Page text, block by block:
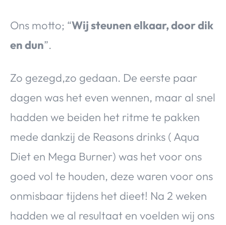
Ons motto; “Wij steunen elkaar, door dik
en dun”.
Zo gezegd,zo gedaan. De eerste paar
dagen was het even wennen, maar al snel
hadden we beiden het ritme te pakken
mede dankzij de Reasons drinks ( Aqua
Diet en Mega Burner) was het voor ons
goed vol te houden, deze waren voor ons
onmisbaar tijdens het dieet! Na 2 weken
hadden we al resultaat en voelden wij ons